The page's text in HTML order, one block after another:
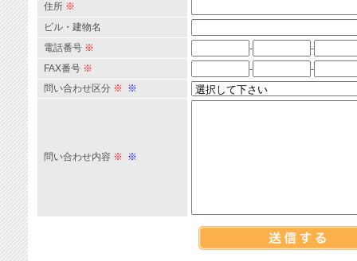
住所 ※
ビル・建物名
電話番号 ※ -
-
FAX番号 ※ -
-
問い合わせ区分 ※ ※
問い合わせ内容 ※ ※